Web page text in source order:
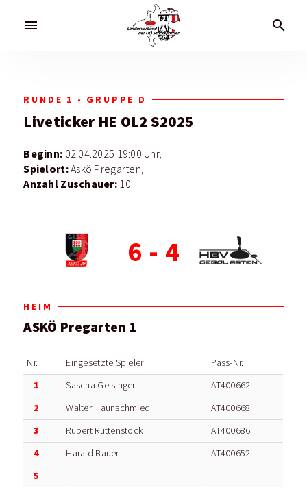
menu search
RUNDE 1 - GRUPPE D
Liveticker HE OL2 S2025
Beginn: 02.04.2025 19:00 Uhr,
Spielort:Askö Pregarten,
Anzahl Zuschauer: 10
6 - 4
HEIM
ASKÖ Pregarten 1
Nr. Eingesetzte Spieler Pass-Nr.
1 Sascha Geisinger AT400662
2 Walter Haunschmied AT400668
3 Rupert Ruttenstock AT400686
4 Harald Bauer AT400652
5